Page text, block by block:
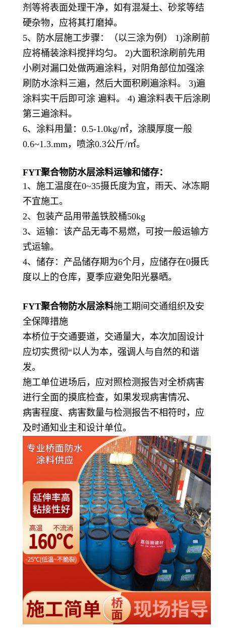
剂等将表面处理干净，如有混凝土、砂浆等结
硬杂物，应将其打磨掉。
5、防水层施工步骤：（以三涂为例） 1)涂刷前
应将桶装涂料搅拌均匀。 2)大面积涂刷前先用
小刷对漏口处做两遍涂料，对阴角部位加强涂
刷防水涂料三遍，然后大面积刷遍涂料。 3)遍
涂料实干后即可涂 遍料。 4) 遍涂料表干后涂刷
第三遍涂料。
6、涂料用量：0.5-1.0kg/㎡，涂膜厚度一般
0.6~1.3.mm，喷涂0.3公斤/㎡。
FYT聚合物防水层涂料运输和储存：
1、施工温度在0~35摄氏度为宜，雨天、冰冻期
不宜施工。
2、包装产品用带盖铁胶桶50kg
3、运输：该产品无毒不易燃，可按一般运输方
式运输。
4、储存：产品储存期为6个月，应储存在0摄氏
度以上的仓库，夏季应避免阳光暴晒。
FYT聚合物防水层涂料施工期间交通组织及安
全保障措施
本桥位于交通要道，交通量大，本次加固设计
应切实贯彻“以人为本，强调人与自然的和谐
发。
施工单位进场后，应对照检测报告对全桥病害
进行全面的摸底检查，如果发现病害情况、
病害程度、病害数量与检测报告不相符时，应
及时通知业主和设计单位。